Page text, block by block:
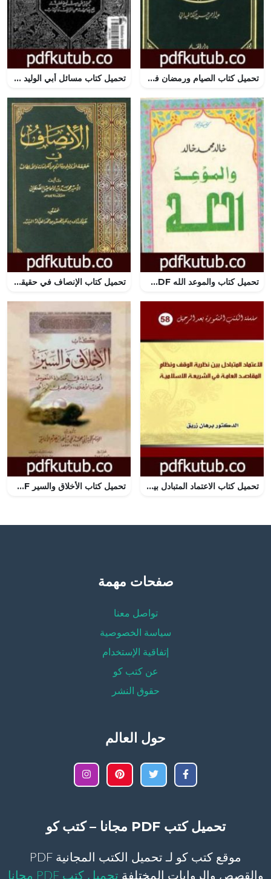
تحميل كتاب الصيام ورمضان في السنة والقرآن PDF تأليف عبد الرحمن حبنكة الميداني مجانا [كامل] تحميل كتاب مسائل أبي الوليد ابن رشد PDF تأليف ابن رشد مجانا [كامل]
تحميل كتاب والموعد الله PDF تأليف خالد محمد خالد مجانا [كامل] تحميل كتاب الإنصاف في حقيقة الأولياء وما لهم من الكرامات والألطاف PDF تأليف محمد بن إسماعيل الأمير الصنعاني مجانا [كامل]
تحميل كتاب الاعتماد المتبادل بين نظرية الوقف ونظام المقاصد العامة الكلية في الشريعة الاسلامية PDF تأليف د. برهان زريق مجانا [كامل] تحميل كتاب الأخلاق والسير PDF تأليف ابن حزم الأندلسي مجانا [كامل]
صفحات مهمة
تواصل معنا
سياسة الخصوصية
إتفاقية الإستخدام
عن كتب كو
حقوق النشر
حول العالم
تحميل كتب PDF مجانا – كتب كو
موقع كتب كو لـ تحميل الكتب المجانية PDF
والقصص والروايات المختلفة
تحميل كتب PDF مجانا